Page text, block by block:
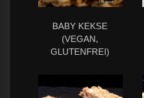
BABY KEKSE
(VEGAN,
GLUTENFREI)